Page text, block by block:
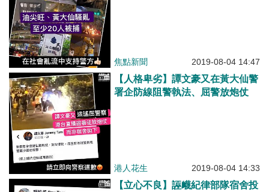
焦點新聞 2019-08-04 14:47
【人格卑劣】譚文豪又在黃大仙警
署企防線阻警執法、屈警放炮仗
港人花生 2019-08-04 14:33
【立心不良】誣衊紀律部隊宿舍投